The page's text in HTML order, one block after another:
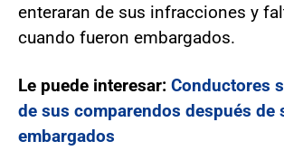
enteraran de sus infracciones y
cuando fueron embargados.
Le puede interesar: Conductores
de sus comparendos después de
embargados